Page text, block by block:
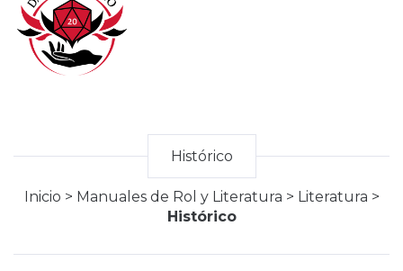
Histórico
Inicio > Manuales de Rol y Literatura > Literatura >
Histórico